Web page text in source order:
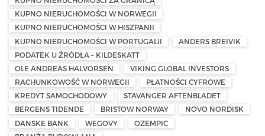
KUPNO NIERUCHOMOŚCI W NORWEGII
KUPNO NIERUCHOMOŚCI W HISZPANII
KUPNO NIERUCHOMOŚCI W PORTUGALII
ANDERS BREIVIK
PODATEK U ŹRÓDŁA – KILDESKATT
OLE ANDREAS HALVORSEN
VIKING GLOBAL INVESTORS
RACHUNKOWOŚĆ W NORWEGII
PŁATNOŚCI CYFROWE
KREDYT SAMOCHODOWY
STAVANGER AFTENBLADET
BERGENS TIDENDE
BRISTOW NORWAY
NOVO NORDISK
DANSKE BANK
WEGOVY
OZEMPIC